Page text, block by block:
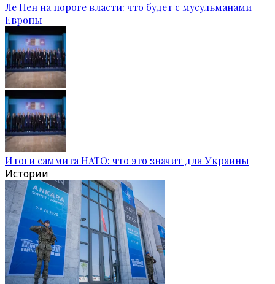
Ле Пен на пороге власти: что будет с мусульманами
Европы
Итоги саммита НАТО: что это значит для Украины
Истории